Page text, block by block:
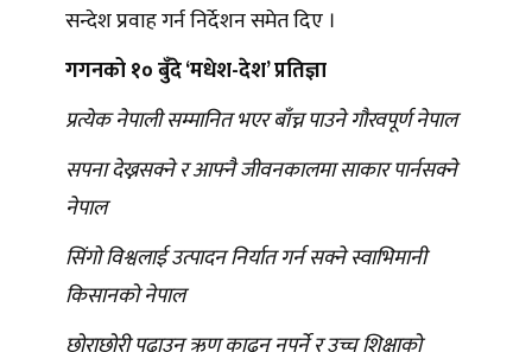
सन्देश प्रवाह गर्न निर्देशन समेत दिए ।
गगनको १० बुँदे ‘मधेश-देश’ प्रतिज्ञा
प्रत्येक नेपाली सम्मानित भएर बाँच्न पाउने गौरवपूर्ण नेपाल
सपना देख्नसक्ने र आफ्नै जीवनकालमा साकार पार्नसक्ने
नेपाल
सिंगो विश्वलाई उत्पादन निर्यात गर्न सक्ने स्वाभिमानी
किसानको नेपाल